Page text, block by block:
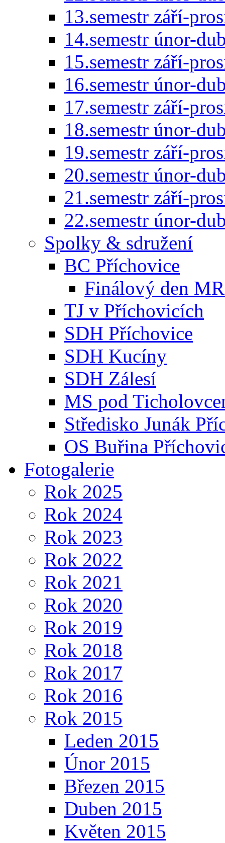
13.semestr září-
14.semestr únor-
15.semestr září-
16.semestr únor-
17.semestr září-
18.semestr únor-
19.semestr září-
20.semestr únor-
21.semestr září-
22.semestr únor-
Spolky & sdružení
BC Příchovice
Finálový den
TJ v Příchovicích
SDH Příchovice
SDH Kucíny
SDH Zálesí
MS pod
Středisko Junák
OS Buřina
Fotogalerie
Rok 2025
Rok 2024
Rok 2023
Rok 2022
Rok 2021
Rok 2020
Rok 2019
Rok 2018
Rok 2017
Rok 2016
Rok 2015
Leden 2015
Únor 2015
Březen 2015
Duben 2015
Květen 2015